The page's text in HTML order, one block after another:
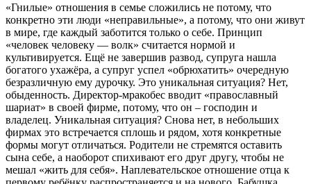
«Гнилые» отношения в семье сложились не потому, что
конкретно эти люди «неправильные», а потому, что они живут
в мире, где каждый заботится только о себе. Принцип
«человек человеку — волк» считается нормой и
культивируется. Ещё не завершив развод, супруга нашла
богатого ухажёра, а супруг успел «обрюхатить» очередную
безразличную ему дурочку. Это уникальная ситуация? Нет,
обыденность. Директор-мракобес вводит «православный
шариат» в своей фирме, потому, что он – господин и
владелец. Уникальная ситуация? Снова нет, в небольших
фирмах это встречается сплошь и рядом, хотя конкретные
формы могут отличаться. Родители не стремятся оставить
сына себе, а наоборот спихивают его друг другу, чтобы не
мешал «жить для себя». Наплевательское отношение отца к